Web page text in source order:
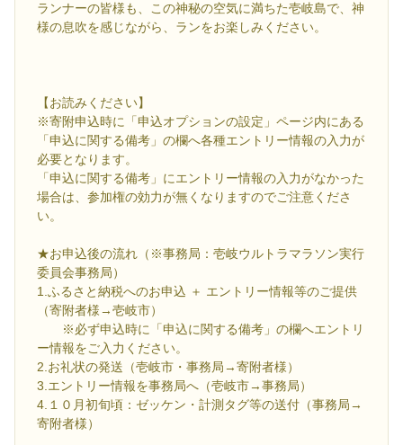
ランナーの皆様も、この神秘の空気に満ちた壱岐島で、神
様の息吹を感じながら、ランをお楽しみください。
【お読みください】
※寄附申込時に「申込オプションの設定」ページ内にある
「申込に関する備考」の欄へ各種エントリー情報の入力が
必要となります。
「申込に関する備考」にエントリー情報の入力がなかった
場合は、参加権の効力が無くなりますのでご注意くださ
い。
★お申込後の流れ（※事務局：壱岐ウルトラマラソン実行
委員会事務局）
1.ふるさと納税へのお申込 ＋ エントリー情報等のご提供
（寄附者様→壱岐市）
※必ず申込時に「申込に関する備考」の欄へエントリ
ー情報をご入力ください。
2.お礼状の発送（壱岐市・事務局→寄附者様）
3.エントリー情報を事務局へ（壱岐市→事務局）
4.１０月初旬頃：ゼッケン・計測タグ等の送付（事務局→
寄附者様）